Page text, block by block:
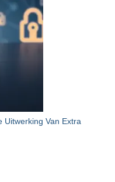
Uitwerking Van Extra